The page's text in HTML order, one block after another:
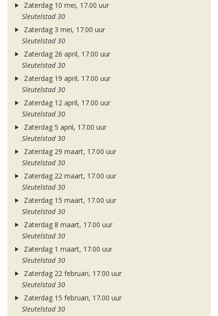
Zaterdag 10 mei, 17.00 uur
Sleutelstad 30
Zaterdag 3 mei, 17.00 uur
Sleutelstad 30
Zaterdag 26 april, 17.00 uur
Sleutelstad 30
Zaterdag 19 april, 17.00 uur
Sleutelstad 30
Zaterdag 12 april, 17.00 uur
Sleutelstad 30
Zaterdag 5 april, 17.00 uur
Sleutelstad 30
Zaterdag 29 maart, 17.00 uur
Sleutelstad 30
Zaterdag 22 maart, 17.00 uur
Sleutelstad 30
Zaterdag 15 maart, 17.00 uur
Sleutelstad 30
Zaterdag 8 maart, 17.00 uur
Sleutelstad 30
Zaterdag 1 maart, 17.00 uur
Sleutelstad 30
Zaterdag 22 februari, 17.00 uur
Sleutelstad 30
Zaterdag 15 februari, 17.00 uur
Sleutelstad 30